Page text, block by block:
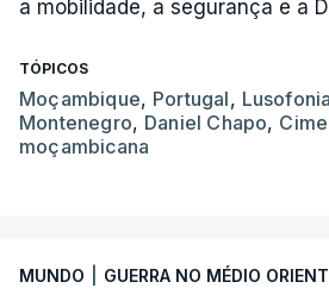
a mobilidade, a segurança e a
TÓPICOS
Moçambique, Portugal, Lusofonia
Montenegro, Daniel Chapo,
moçambicana
MUNDO GUERRA NO MÉDIO